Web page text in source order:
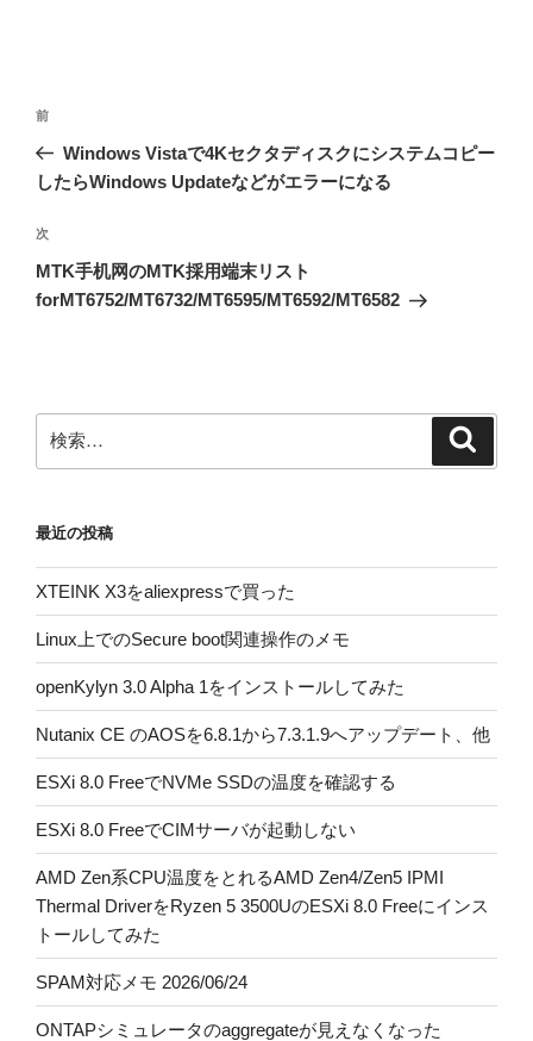
投
ナ
ゲ
ー
シ
前
の
投
前
Windows Vistaで4Kセクタディスクにシステムコピー
したらWindows Updateなどがエラーになる
次
の
投
次
MTK手机网のMTK採用端末リスト
forMT6752/MT6732/MT6595/MT6592/MT6582
索:
最近の投稿
XTEINK X3をaliexpressで買った
Linux上でのSecure boot関連操作のメモ
openKylyn 3.0 Alpha 1をインストールしてみた
Nutanix CE のAOSを6.8.1から7.3.1.9へアップデート、他
ESXi 8.0 FreeでNVMe SSDの温度を確認する
ESXi 8.0 FreeでCIMサーバが起動しない
AMD Zen系CPU温度をとれるAMD Zen4/Zen5 IPMI
Thermal DriverをRyzen 5 3500UのESXi 8.0 Freeにインス
トールしてみた
SPAM対応メモ 2026/06/24
ONTAPシミュレータのaggregateが見えなくなった